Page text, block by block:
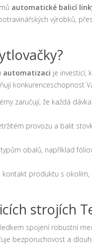
automatické balicí
výrobků,
automatizaci je investicí,
konkurenceschopnost
zaručují, že každá
provozu a balit
obalů, například
produktu s
strojích
spojení robustní
bezporuchovost a